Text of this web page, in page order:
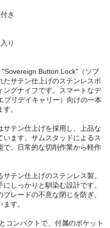
き
り
Button Lock"（ソブ
たサテン仕上げのステンレスボ
グナイフです。スマートなデ
ブリデイキャリー）向けの一本
。
テン仕上げを採用し、上品な
ます。サムスタッドによるス
で、日常的な切削作業から軽作
テン仕上げのステンレス製。
しっかりと馴染む設計です。
レードの不意な閉じを防ぎ、
す。
コンパクトで、付属のポケット